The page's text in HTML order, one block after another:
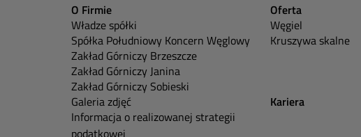
O Firmie
Władze spółki
Spółka Południowy Koncern Węglowy
Zakład Górniczy Brzeszcze
Zakład Górniczy Janina
Zakład Górniczy Sobieski
Galeria zdjęć
Informacja o realizowanej strategii
podatkowej
Oferta
Węgiel
Kruszywa skalne
Kariera